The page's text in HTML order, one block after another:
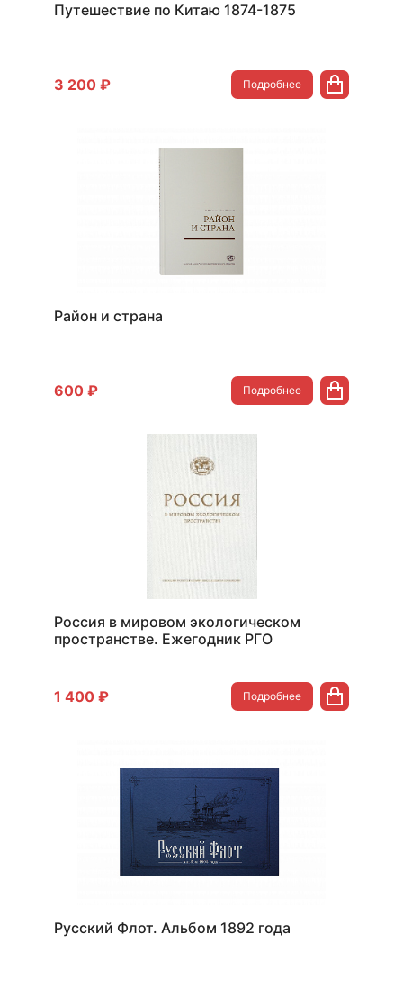
Путешествие по Китаю 1874-1875
3 200 ₽ Подробнее
Район и страна
600 ₽ Подробнее
Россия в мировом экологическом
пространстве. Ежегодник РГО
1 400 ₽ Подробнее
Русский Флот. Альбом 1892 года